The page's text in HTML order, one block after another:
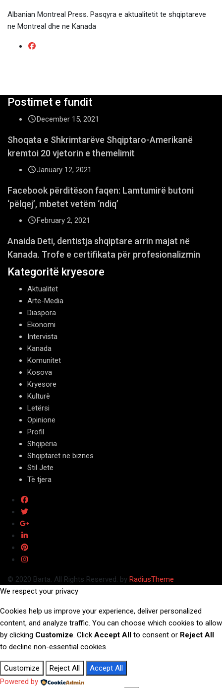
Albanian Montreal Press. Pasqyra e aktualitetit te shqiptareve
ne Montreal dhe ne Kanada
Postimet e fundit
December 15, 2021
Shoqata e Shkrimtarëve Shqiptaro-Amerikanë
kremtoi 20 vjetorin e themelimit
January 12, 2021
Facebook përditëson faqen: Lamtumirë butoni
‘pëlqej’, mbetet vetëm ‘ndiq’
February 2, 2021
Anaida Deti, dentistja shqiptare arrin majat në
Kanada. Trofe e certifikata për profesionalizmin
Kategoritë kryesore
Aktualitet
Arte-Media
Diaspora
Ekonomi
Intervista
Kanada
Komunitet
Kosova
Kryesore
Kulturë
Letërsi
Opinione
Profil
Shqipëria
Shqiptarët në biznes
Stil Jete
Të tjera
© 2020 Barta. All Rights Reserved. by RadiusTheme
We respect your privacy
Cookies help us improve your experience, deliver personalized
content, and analyze traffic. You can choose which cookies to allow
by clicking Customize. Click Accept All to consent or Reject All
to decline non-essential cookies.
Customize Reject All
Accept All
Powered by